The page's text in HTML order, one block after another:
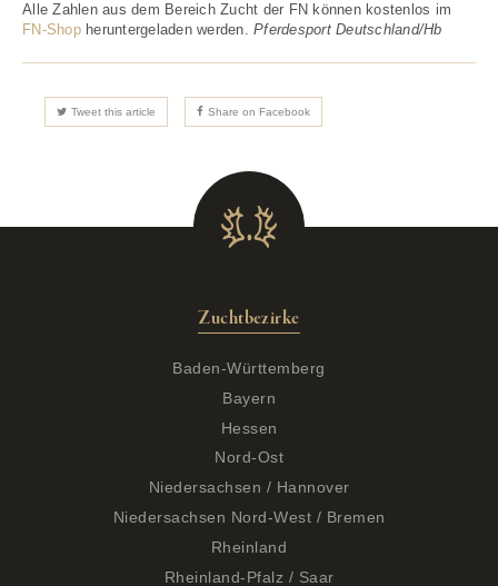
Alle Zahlen aus dem Bereich Zucht der FN können kostenlos im
FN-Shopheruntergeladen werden. Pferdesport Deutschland/Hb
Tweet this article Share on Facebook
Zuchtbezirke
Baden-Württemberg
Bayern
Hessen
Nord-Ost
Niedersachsen / Hannover
Niedersachsen Nord-West / Bremen
Rheinland
Rheinland-Pfalz / Saar